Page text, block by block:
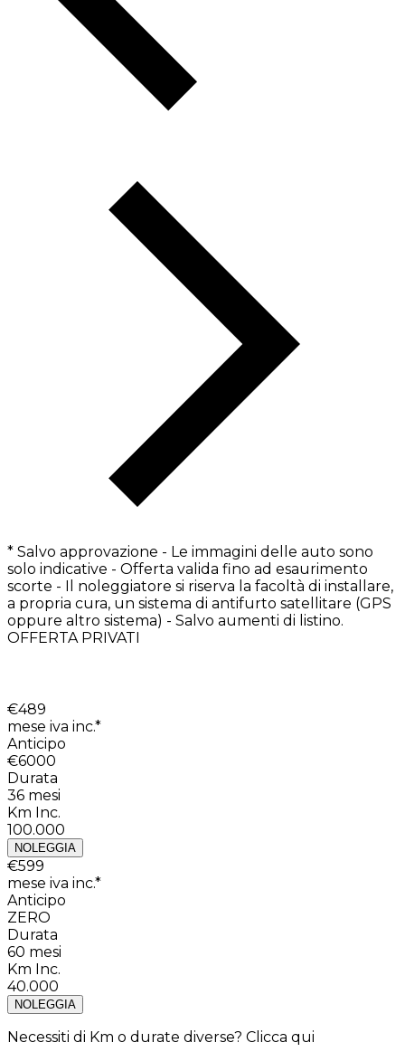
* Salvo approvazione - Le immagini delle auto sono
solo indicative - Offerta valida fino ad esaurimento
scorte - Il noleggiatore si riserva la facoltà di installare,
a propria cura, un sistema di antifurto satellitare (GPS
oppure altro sistema) - Salvo aumenti di listino.
OFFERTA PRIVATI
€489
mese iva inc.*
Anticipo
€6000
Durata
36 mesi
Km Inc.
100.000
NOLEGGIA
€599
mese iva inc.*
Anticipo
ZERO
Durata
60 mesi
Km Inc.
40.000
NOLEGGIA
Necessiti di Km o durate diverse? Clicca qui